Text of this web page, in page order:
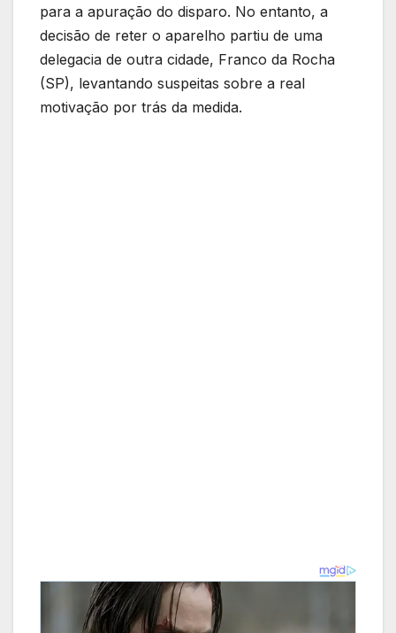
para a apuração do disparo. No entanto, a
decisão de reter o aparelho partiu de uma
delegacia de outra cidade, Franco da Rocha
(SP), levantando suspeitas sobre a real
motivação por trás da medida.